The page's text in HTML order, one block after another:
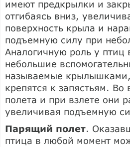
имеют предкрылки и
отгибаясь вниз,
поверхность крыла и
подъемную силу при
Аналогичную роль у птиц
небольшие
называемые
крепятся к запястьям. Во
полета и при взлете они
увеличивая подъемную
Парящий полет.
птица в любой момент